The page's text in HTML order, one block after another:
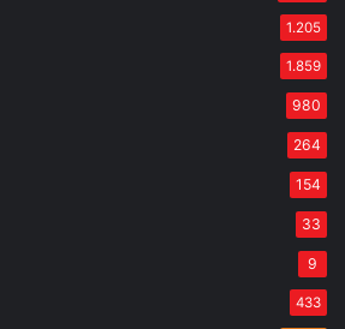
1.205
1.859
980
264
154
33
9
433